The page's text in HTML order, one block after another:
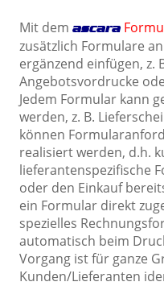
Mit dem ascara
zusätzlich Formulare
ergänzend einfügen, z.
Angebotsvordrucke
Jedem Formular kann
werden, z. B.
können
realisiert werden, d.h.
lieferantenspezifische
oder den Einkauf
ein Formular direkt
spezielles
automatisch beim
Vorgang ist für ganze
Kunden/Lieferanten